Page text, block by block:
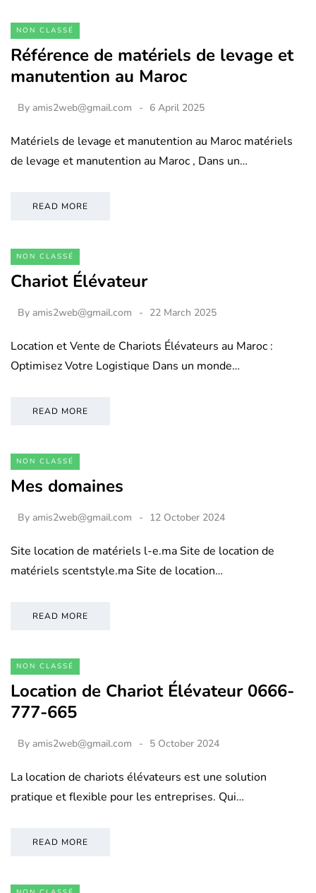
NON CLASSÉ
Référence de matériels de levage et
manutention au Maroc
By amis2web@gmail.com 6 April 2025
Matériels de levage et manutention au Maroc matériels
de levage et manutention au Maroc , Dans un…
READ MORE
NON CLASSÉ
Chariot Élévateur
By amis2web@gmail.com 22 March 2025
Location et Vente de Chariots Élévateurs au Maroc :
Optimisez Votre Logistique Dans un monde…
READ MORE
NON CLASSÉ
Mes domaines
By amis2web@gmail.com 12 October 2024
Site location de matériels l-e.ma Site de location de
matériels scentstyle.ma Site de location…
READ MORE
NON CLASSÉ
Location de Chariot Élévateur 0666-
777-665
By amis2web@gmail.com 5 October 2024
La location de chariots élévateurs est une solution
pratique et flexible pour les entreprises. Qui…
READ MORE